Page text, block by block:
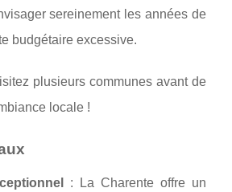
sereinement les années de
budgétaire excessive.
plusieurs communes avant de
locale !
: La Charente offre un